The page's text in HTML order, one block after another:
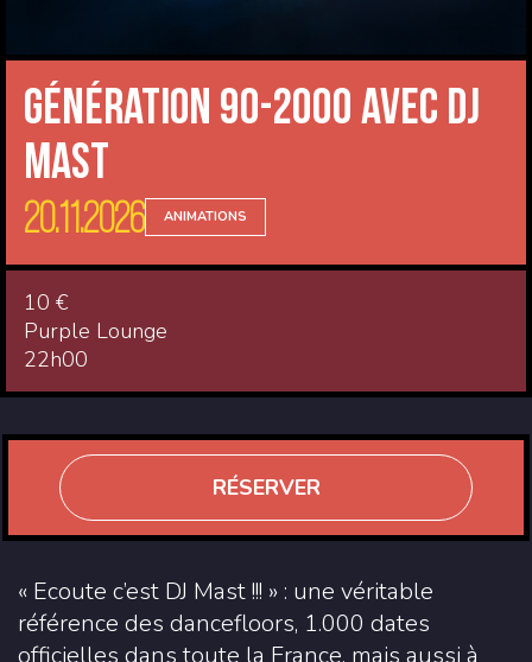
Génération 90-2000 avec DJ
Mast
20.11.2026 ANIMATIONS
10 €
Purple Lounge
22h00
RÉSERVER
« Ecoute c’est DJ Mast !!! » : une véritable
référence des dancefloors, 1.000 dates
officielles dans toute la France, mais aussi à